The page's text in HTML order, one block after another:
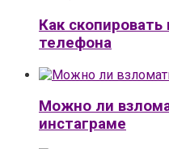
Как
телефона
Можно ли
инстаграме